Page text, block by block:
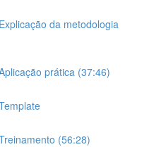
da metodologia
prática (37:46)
(56:28)